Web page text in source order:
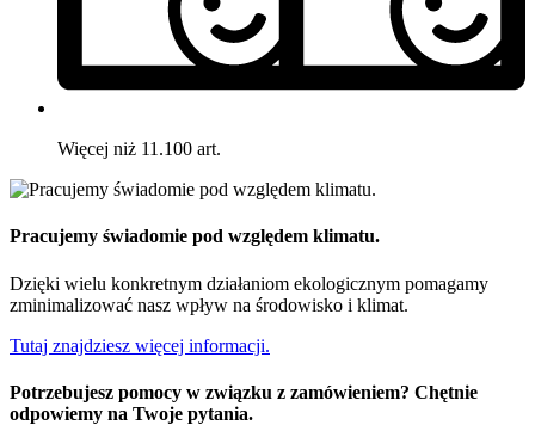
Więcej niż 11.100 art.
Pracujemy świadomie pod względem klimatu.
Dzięki wielu konkretnym działaniom ekologicznym pomagamy
zminimalizować nasz wpływ na środowisko i klimat.
Tutaj znajdziesz więcej informacji.
Potrzebujesz pomocy w związku z zamówieniem? Chętnie
odpowiemy na Twoje pytania.